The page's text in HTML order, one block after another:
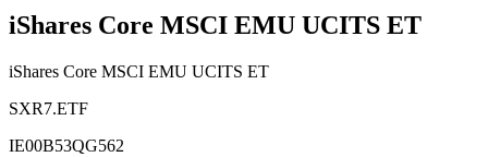
iShares Core MSCI EMU UCITS ET
iShares Core MSCI EMU UCITS ET
SXR7.ETF
IE00B53QG562